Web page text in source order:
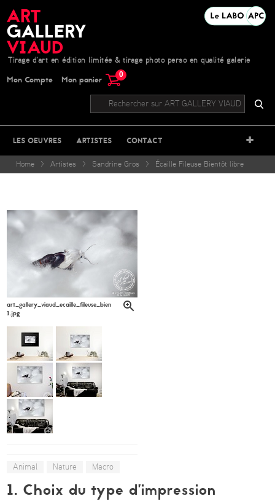
Tirage d'art en édition limitée & tirage photo perso en qualité galerie
Mon Compte Mon panier 0
LES OEUVRES ARTISTES CONTACT +
Home > Artistes > Sandrine Gros > Écaille Fileuse Bientôt libre
art_gallery_viaud_ecaille_fileuse_bientot_libre_sandrine_gros6-
1.jpg
Animal Nature Macro
1. Choix du type d’impression